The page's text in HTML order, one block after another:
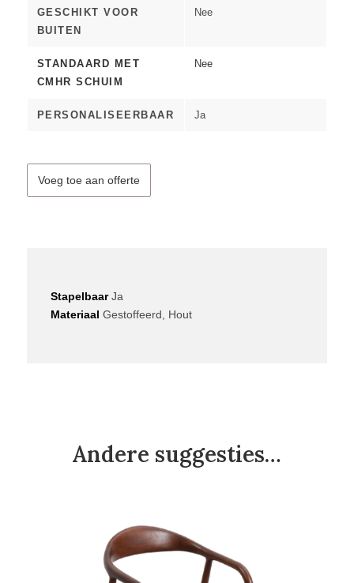
GESCHIKT VOOR
BUITEN
Nee
STANDAARD MET
CMHR SCHUIM
Nee
PERSONALISEERBAAR Ja
Voeg toe aan offerte
StapelbaarJa
Materiaal Gestoffeerd, Hout
Andere suggesties…